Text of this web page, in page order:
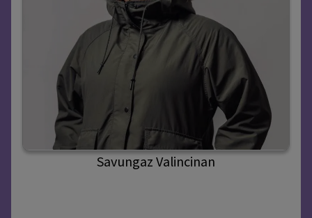
Savungaz Valincinan